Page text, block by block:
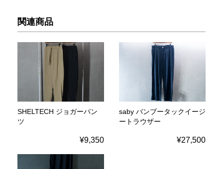
関連商品
SHELTECH ジョガーパン
ツ
¥9,350
saby バンブータックイージ
ートラウザー
¥27,500